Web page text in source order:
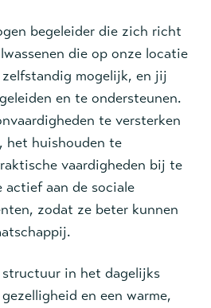
begeleider die zich richt
die op onze locatie
mogelijk, en jij
en te ondersteunen.
te versterken
het huishouden te
vaardigheden bij te
actief aan de sociale
zodat ze beter kunnen
in het dagelijks
en een warme,